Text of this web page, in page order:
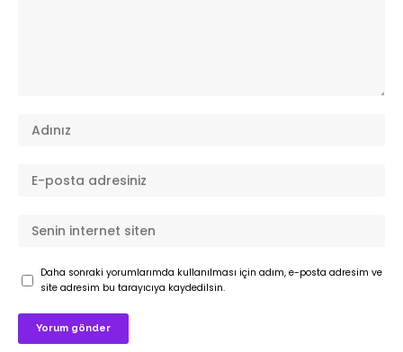
Daha sonraki yorumlarımda kullanılması için adım, e-posta adresim ve
site adresim bu tarayıcıya kaydedilsin.